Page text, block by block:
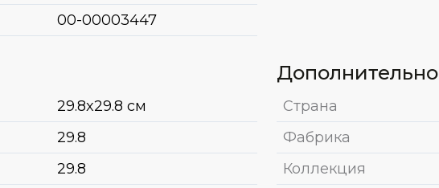
00-00003447
29.8x29.8 см
29.8
29.8
Дополнительно
Страна
Фабрика
Коллекция